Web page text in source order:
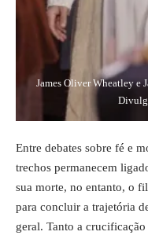
James Oliver Wheatley e
Entre debates sobre fé e
trechos permanecem
sua morte, no entanto, o
para concluir a trajetória
geral. Tanto a